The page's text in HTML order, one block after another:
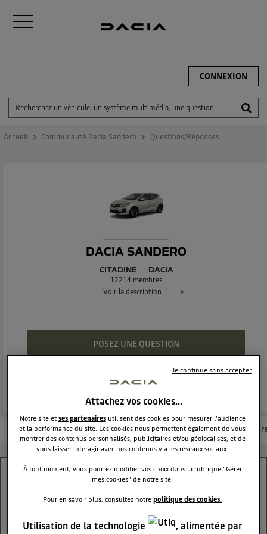
CONNEXION
Accueil Communauté Dacia Sandero Questions/Réponses
DACIA SANDERO
CITADINE DACIA
12214membres
Voir la description
POSEZ UNE QUESTION
REJOINDRE
Les questions de la communauté Les articles Consultez la
Batterie en charge ?
John1984
Attachez vos cookies…
Notre site etses partenairesutilisent des cookies pour mesurer l'audience
et la performance du site. Les cookies nous permettent également de vous
montrer des contenus personnalisés, publicitaires et/ou géolocalisés, et de
vous laisser interagir avec nos contenus via les réseaux sociaux.
À tout moment, vous pourrez modifier vos choix dans la rubrique "Gérer
mes cookies" de notre site.
Pour en savoir plus, consultez notrepolitique des cookies.
Utilisation de la technologie
, alimentée par
Je continue sans accepter